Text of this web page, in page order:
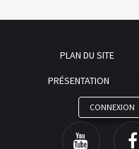
PLAN DU SITE
PRÉSENTATION
CONNEXION